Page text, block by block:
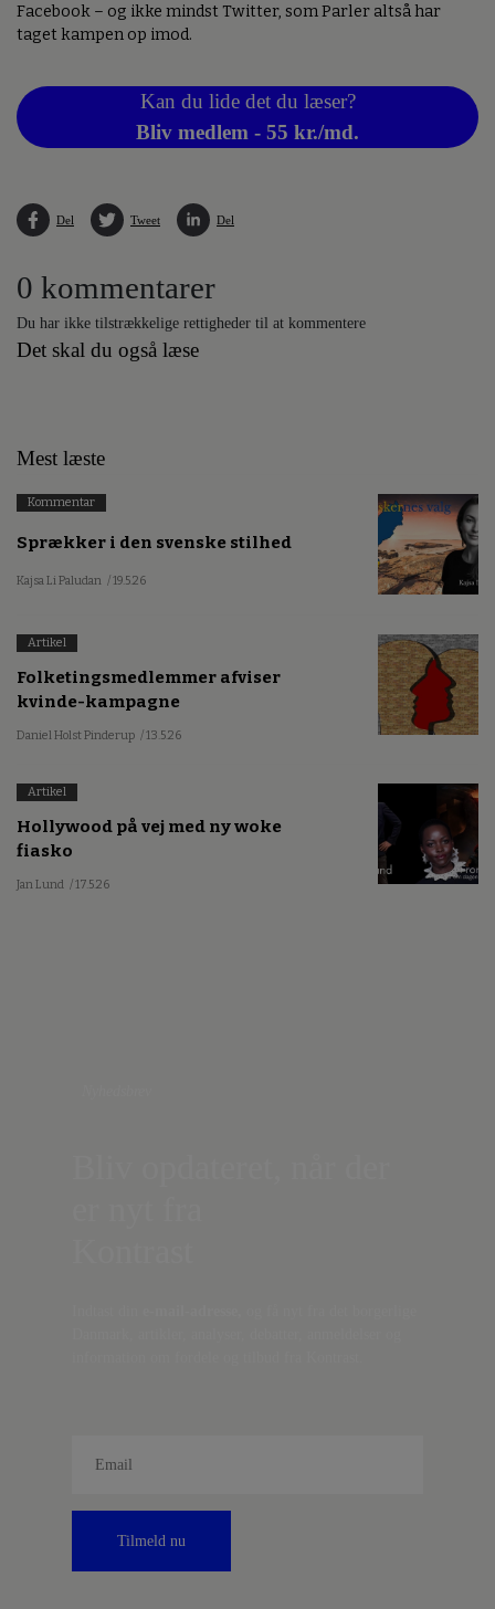
Facebook – og ikke mindst Twitter, som Parler altså har
taget kampen op imod.
Kan du lide det du læser?
Bliv medlem - 55 kr./md.
Del Tweet Del
0 kommentarer
Du har ikke tilstrækkelige rettigheder til at kommentere
Det skal du også læse
Mest læste
Kommentar
Sprækker i den svenske stilhed
Kajsa Li Paludan / 19.5.26
Artikel
Folketingsmedlemmer afviser
kvinde-kampagne
Daniel Holst Pinderup / 13.5.26
Artikel
Hollywood på vej med ny woke
fiasko
Jan Lund / 17.5.26
Tilmeld nu